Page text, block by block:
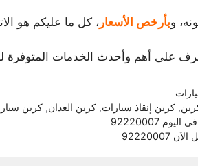
وبأرخص الأسعار ، كل ما عليكم هو
على أهم وأحدث الخدمات المتوفرة
,كرين إنقاذ سيارات,كرين العدان,كرين